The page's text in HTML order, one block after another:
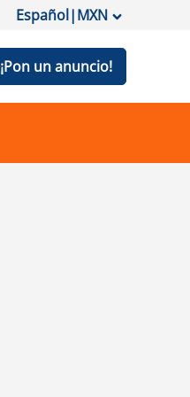
Español|MXN
¡Pon un anuncio!